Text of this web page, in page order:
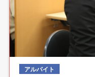
アルバイト